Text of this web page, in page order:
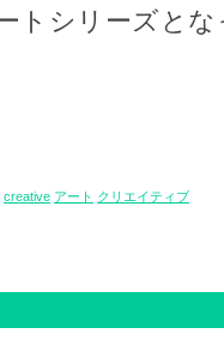
トシリーズと
creative アート クリエイティブ